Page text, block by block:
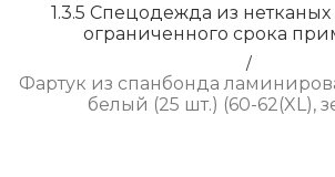
1.3.5 Спецодежда из
ограниченного срока
/
Фартук из спанбонда
белый (25 шт.) (60-62(XL),